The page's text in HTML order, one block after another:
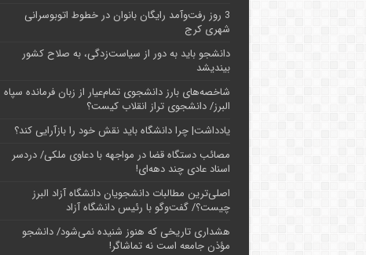
3 روز رفت‌وآمد رایگان بانوان در خطوط اتوبوسرانی
شهری کرج
دانشجو باید به دور از سیاست‌زدگی، به صلاح کشور
بیندیشد
شاخصه‌های بارز دانشجوی تمام‌عیار از زبان فرمانده سپاه
البرز/ دانشجوی تراز انقلاب کیست؟
یادداشت| چرا دانشگاه باید نقش خود را بازآرایی کند؟
مصائب دستگاه قضا در مواجهه با دعاوی ملکی/ دردسر
اسناد عادی چند‌ دهه‌ای!
اصلی‌ترین مطالبات دانشجویان دانشگاه آزاد البرز
چیست؟/ گفت‌وگو با رئیس دانشگاه آز‌اد
هشداری تاریخی که هنوز شنیده نمی‌شود/ دانشجو
مؤذن جامعه است نه تماشاگر!